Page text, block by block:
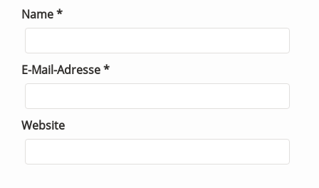
Name*
E-Mail-Adresse*
Website